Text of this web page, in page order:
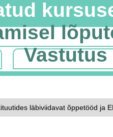
Vastutus
läbiviidavat õppetööd ja